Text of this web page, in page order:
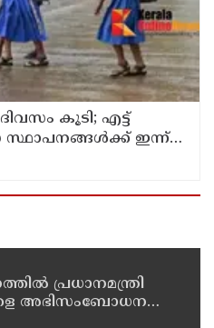
കൂടി; എട്ട്
സ്ഥാപനങ്ങള്‍ക്ക് ഇന്ന്
പ്രധാനമന്ത്രി
അഭിസംബോധന